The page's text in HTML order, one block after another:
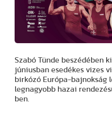
Szabó Tünde beszédében
júniusban esedékes vizes
birkózó Európa-bajnokság
legnagyobb hazai
ben.